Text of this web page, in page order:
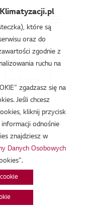
18kBtu_EU.txt
które są
oraz do
zgodnie z
ruchu na
zgadzasz się na
Jeśli chcesz
kliknij przycisk
informacji odnośnie
znajdziesz w
Danych Osobowych